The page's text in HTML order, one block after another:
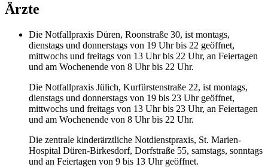
Ärzte
Die Notfallpraxis Düren, Roonstraße 30, ist montags,
dienstags und donnerstags von 19 Uhr bis 22 geöffnet,
mittwochs und freitags von 13 Uhr bis 22 Uhr, an Feiertagen
und am Wochenende von 8 Uhr bis 22 Uhr.
Die Notfallpraxis Jülich, Kurfürstenstraße 22, ist montags,
dienstags und donnerstags von 19 bis 23 Uhr geöffnet,
mittwochs und freitags von 13 Uhr bis 23 Uhr, an Feiertagen
und am Wochenende von 8 Uhr bis 22 Uhr.
Die zentrale kinderärztliche Notdienstpraxis, St. Marien-
Hospital Düren-Birkesdorf, Dorfstraße 55, samstags, sonntags
und an Feiertagen von 9 bis 13 Uhr geöffnet.